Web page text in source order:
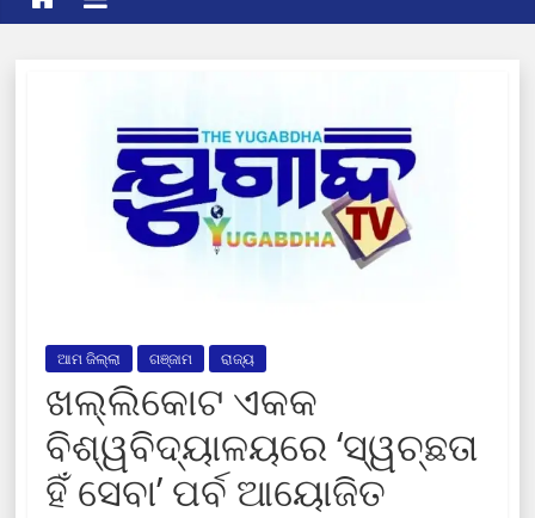
ଆମ ଜିଲ୍ଲା ଗଞ୍ଜାମ ରାଜ୍ୟ
ଖଲ୍ଲିକୋଟ ଏକକ
ବିଶ୍ୱବିଦ୍ୟାଳୟରେ ‘ସ୍ୱଚ୍ଛତା
ହିଁ ସେବା’ ପର୍ବ ଆୟୋଜିତ